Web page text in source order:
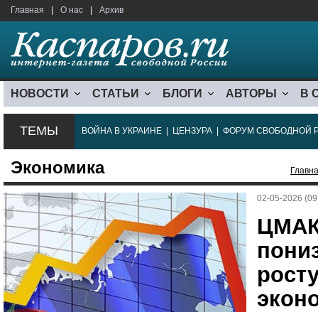
Главная О нас Архив
НОВОСТИ СТАТЬИ БЛОГИ АВТОРЫ В
ТЕМЫ ВОЙНА В УКРАИНЕ ЦЕНЗУРА ФОРУМ СВОБОДНОЙ
Экономика
02-05-2026